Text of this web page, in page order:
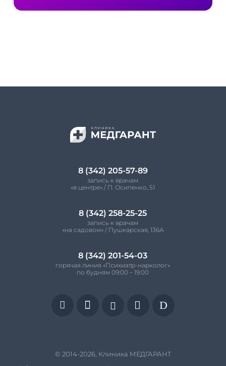
8 (342) 205-57-89
запись к врачам
«в центре» / П. Осипенко, 51
8 (342) 258-25-25
запись к врачам
«на садовом» / Пушкарская, 136А
8 (342) 201-54-03
горячая линия «Психиатр-нарколог»
по будням 09:00 – 19:00
    D
© 2014-2026, Клиника МЕДГАРАНТ